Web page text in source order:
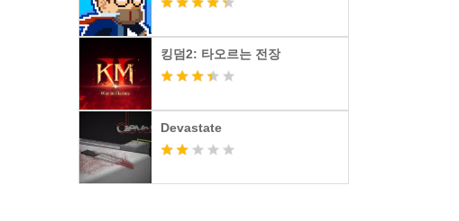
킹덤2: 타오르는 전장
Devastate